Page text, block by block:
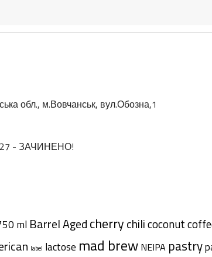
обл., м.Вовчанськ, вул.Обозна,1
27 - ЗАЧИНЕНО!
ml Barrel Agedcherrychilicoconut
label lactose mad brew NEIPA pastry